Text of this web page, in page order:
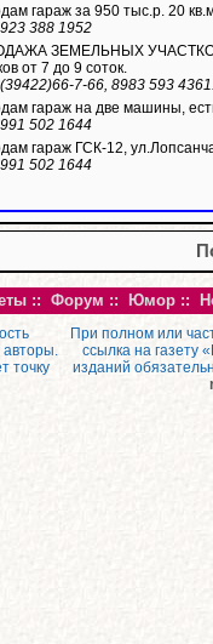
гараж за 950 тыс.р. 20
388 1952
ЗЕМЕЛЬНЫХ УЧАСТКОВ
от 7 до 9 соток.
7-66, 8983 593
гараж на две машины,
502 1644
гараж ГСК-12,
502 1644
:: Форум :: Юмор ::
авторы.
точку
При полном или
ссылка на газету
изданий